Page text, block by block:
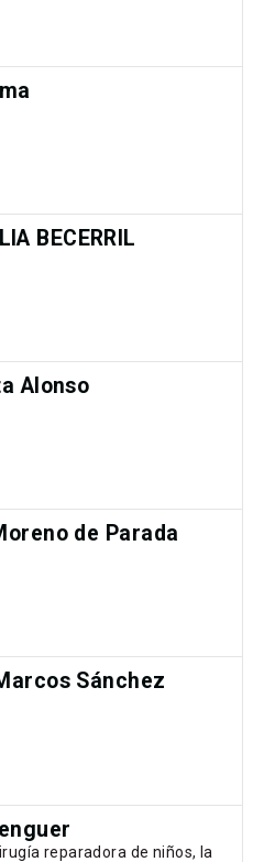
BECERRIL
Alonso
de Parada
Sánchez
reparadora de niños, la